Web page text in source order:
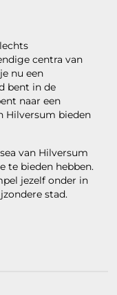
centra van
nu een
bent in de
naar een
Hilversum bieden
van Hilversum
te bieden hebben.
jezelf onder in
stad.